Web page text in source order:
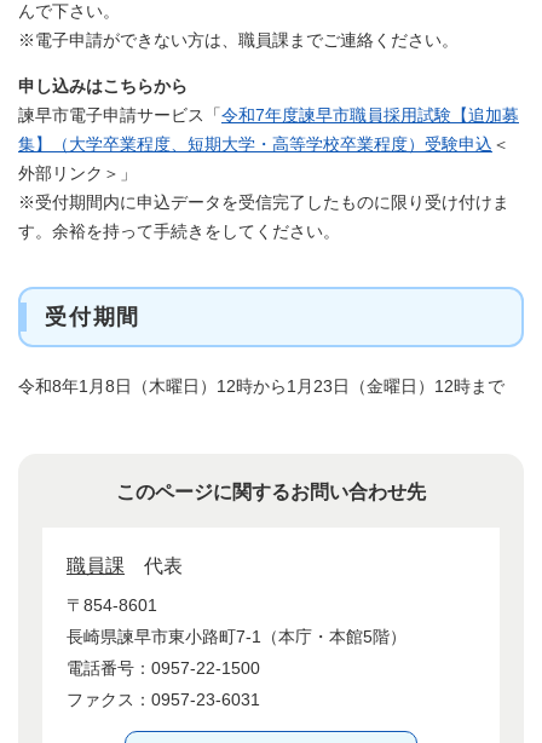
んで下さい。
※電子申請ができない方は、職員課までご連絡ください。
申し込みはこちらから
諫早市電子申請サービス「令和7年度諫早市職員採用試験【追加募
集】（大学卒業程度、短期大学・高等学校卒業程度）受験申込 ＜
外部リンク＞ 」
※受付期間内に申込データを受信完了したものに限り受け付けま
す。余裕を持って手続きをしてください。
受付期間
令和8年1月8日（木曜日）12時から1月23日（金曜日）12時まで
このページに関するお問い合わせ先
職員課 代表
〒854-8601
長崎県諫早市東小路町7-1（本庁・本館5階）
電話番号：0957-22-1500
ファクス：0957-23-6031